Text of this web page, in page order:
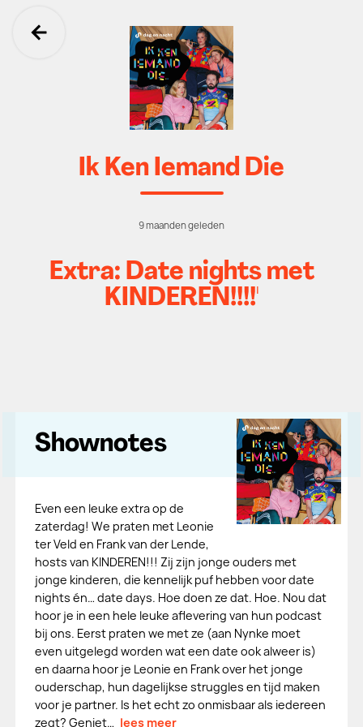
Ga terug
Ik Ken Iemand Die
9 maanden geleden
Extra: Date nights met
KINDEREN!!!!'
Shownotes
Even een leuke extra op de
zaterdag! We praten met Leonie
ter Veld en Frank van der Lende,
hosts van KINDEREN!!! Zij zijn jonge ouders met
jonge kinderen, die kennelijk puf hebben voor date
nights én… date days. Hoe doen ze dat. Hoe. Nou dat
hoor je in een hele leuke aflevering van hun podcast
bij ons. Eerst praten we met ze (aan Nynke moet
even uitgelegd worden wat een date ook alweer is)
en daarna hoor je Leonie en Frank over het jonge
ouderschap, hun dagelijkse struggles en tijd maken
voor je partner. Is het echt zo onmisbaar als iedereen
zegt? Geniet… lees meer